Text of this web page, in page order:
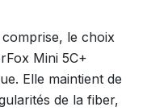
comprise, le choix
Mini 5C+
Elle maintient de
de la fiber,